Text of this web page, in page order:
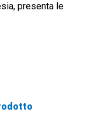
presenta le